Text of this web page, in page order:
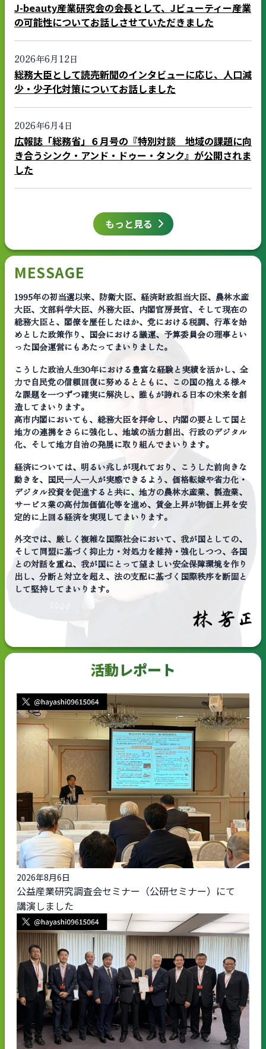
J-beauty産業研究会の会長として、Jビューティー産業
の可能性についてお話しさせていただきました
2026年6月12日
総務大臣として読売新聞のインタビューに応じ、人口減
少・少子化対策についてお話しました
2026年6月4日
広報誌「総務省」６月号の『特別対談 地域の課題に向
き合うシンク・アンド・ドゥー・タンク』が公開されま
した
もっと見る
MESSAGE
1995年の初当選以来、防衛大臣、経済財政担当大臣、農林水産
大臣、文部科学大臣、外務大臣、内閣官房長官、そして現在の
総務大臣と、閣僚を歴任したほか、党における税調、行革を始
めとした政策作り、国会における議運、予算委員会の理事とい
った国会運営にもあたってまいりました。
こうした政治人生30年における豊富な経験と実績を活かし、全
力で自民党の信頼回復に努めるとともに、この国の抱える様々
な課題を一つずつ確実に解決し、誰もが誇れる日本の未来を創
造してまいります。
高市内閣においても、総務大臣を拝命し、内閣の要として国と
地方の連携をさらに強化し、地域の活力創出、行政のデジタル
化、そして地方自治の発展に取り組んでまいります。
経済については、明るい兆しが現れており、こうした前向きな
動きを、国民一人一人が実感できるよう、価格転嫁や省力化・
デジタル投資を促進すると共に、地方の農林水産業、製造業、
サービス業の高付加価値化等を進め、賃金上昇が物価上昇を安
定的に上回る経済を実現してまいります。
外交では、厳しく複雑な国際社会において、我が国としての、
そして同盟に基づく抑止力・対処力を維持・強化しつつ、各国
との対話を重ね、我が国にとって望ましい安全保障環境を作り
出し、分断と対立を超え、法の支配に基づく国際秩序を断固と
して堅持してまいります。
活動レポート
2026年8月6日
公益産業研究調査会セミナー（公研セミナー）にて
講演しました